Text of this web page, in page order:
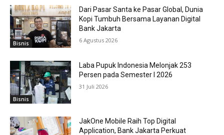
Bisnis
Dari Pasar Santa ke Pasar Global, Dunia
Kopi Tumbuh Bersama Layanan Digital
Bank Jakarta
6 Agustus 2026
Bisnis
Laba Pupuk Indonesia Melonjak 253
Persen pada Semester I 2026
31 Juli 2026
JakOne Mobile Raih Top Digital
Application, Bank Jakarta Perkuat